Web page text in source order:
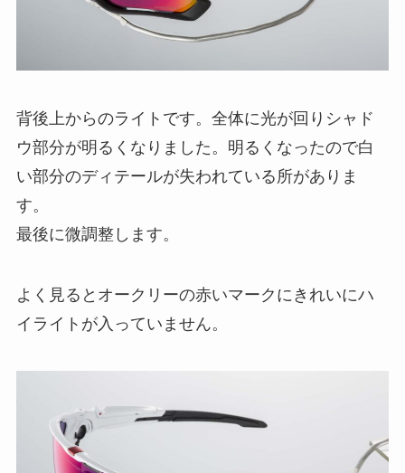
背後上からのライトです。全体に光が回りシャド
ウ部分が明るくなりました。明るくなったので白
い部分のディテールが失われている所がありま
す。
最後に微調整します。
よく見るとオークリーの赤いマークにきれいにハ
イライトが入っていません。